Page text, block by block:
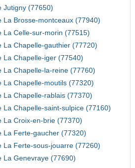
Jutigny (77650)
La Brosse-montceaux (77940)
La Celle-sur-morin (77515)
La Chapelle-gauthier (77720)
La Chapelle-iger (77540)
La Chapelle-la-reine (77760)
La Chapelle-moutils (77320)
La Chapelle-rablais (77370)
La Chapelle-saint-sulpice (77160)
La Croix-en-brie (77370)
La Ferte-gaucher (77320)
La Ferte-sous-jouarre (77260)
La Genevraye (77690)